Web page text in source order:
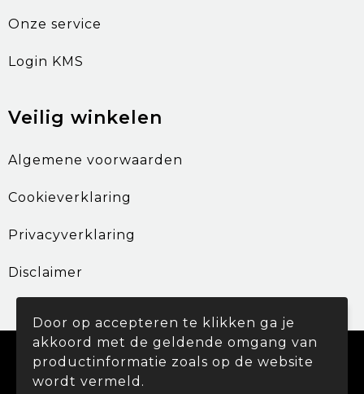
Onze service
Login KMS
Veilig winkelen
Algemene voorwaarden
Cookieverklaring
Privacyverklaring
Disclaimer
© Copyright Promohouse 2024
Door op accepteren te klikken ga je
akkoord met de geldende omgang van
productinformatie zoals op de website
wordt vermeld.